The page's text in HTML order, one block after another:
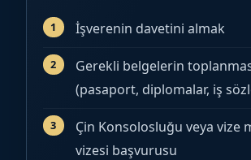
İşverenin davetini almak
Gerekli belgelerin
(pasaport, diplomalar, iş
Çin Konsolosluğu veya vize
vizesi başvurusu